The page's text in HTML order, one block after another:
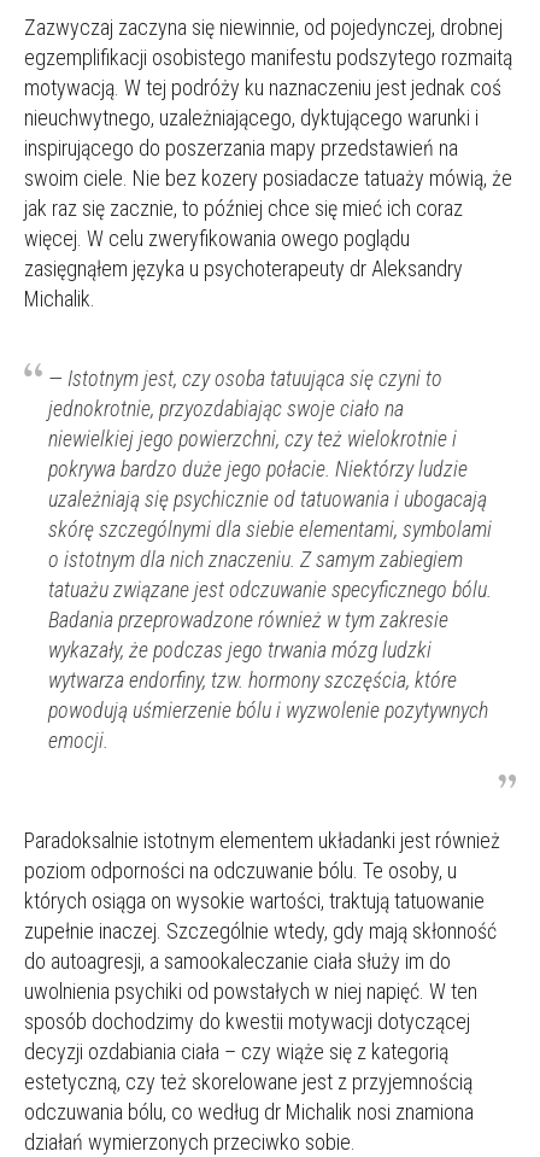
Zazwyczaj zaczyna się niewinnie, od pojedynczej, drobnej
egzemplifikacji osobistego manifestu podszytego rozmaitą
motywacją. W tej podróży ku naznaczeniu jest jednak coś
nieuchwytnego, uzależniającego, dyktującego warunki i
inspirującego do poszerzania mapy przedstawień na
swoim ciele. Nie bez kozery posiadacze tatuaży mówią, że
jak raz się zacznie, to później chce się mieć ich coraz
więcej. W celu zweryfikowania owego poglądu
zasięgnąłem języka u psychoterapeuty dr Aleksandry
Michalik.
— Istotnym jest, czy osoba tatuująca się czyni to
jednokrotnie, przyozdabiając swoje ciało na
niewielkiej jego powierzchni, czy też wielokrotnie i
pokrywa bardzo duże jego połacie. Niektórzy ludzie
uzależniają się psychicznie od tatuowania i ubogacają
skórę szczególnymi dla siebie elementami, symbolami
o istotnym dla nich znaczeniu. Z samym zabiegiem
tatuażu związane jest odczuwanie specyficznego bólu.
Badania przeprowadzone również w tym zakresie
wykazały, że podczas jego trwania mózg ludzki
wytwarza endorfiny, tzw. hormonyszczęścia, które
powodują uśmierzenie bólu i wyzwolenie pozytywnych
emocji.
Paradoksalnie istotnym elementem układanki jest również
poziom odporności na odczuwanie bólu. Te osoby, u
których osiąga on wysokie wartości, traktują tatuowanie
zupełnie inaczej. Szczególnie wtedy, gdy mają skłonność
do autoagresji, a samookaleczanie ciała służy im do
uwolnienia psychiki od powstałych w niej napięć. W ten
sposób dochodzimy do kwestii motywacji dotyczącej
decyzji ozdabiania ciała – czy wiąże się z kategorią
estetyczną, czy też skorelowane jest z przyjemnością
odczuwania bólu, co według dr Michalik nosi znamiona
działań wymierzonych przeciwko sobie.